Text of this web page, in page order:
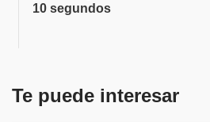
10 segundos
Te puede interesar